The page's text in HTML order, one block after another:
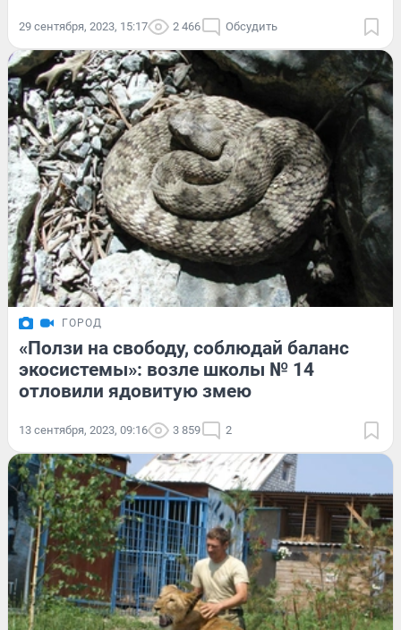
29 сентября, 2023, 15:17 2 466 Обсудить
ГОРОД
«Ползи на свободу, соблюдай баланс
экосистемы»: возле школы № 14
отловили ядовитую змею
13 сентября, 2023, 09:16 3 859 2